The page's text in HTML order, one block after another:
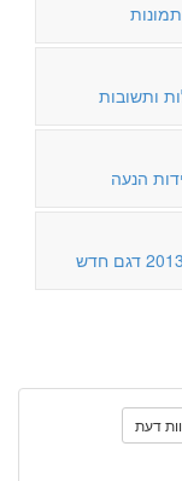
תמונות
ותשובות
הנעה
דעת